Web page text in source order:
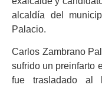
alcaldía del
Palacio.
Carlos Zambrano
sufrido un preinfarto
fue trasladado al